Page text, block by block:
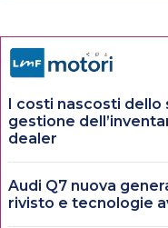
I costi nascosti
gestione
dealer
Audi Q7 nuova
rivisto e tecnologie